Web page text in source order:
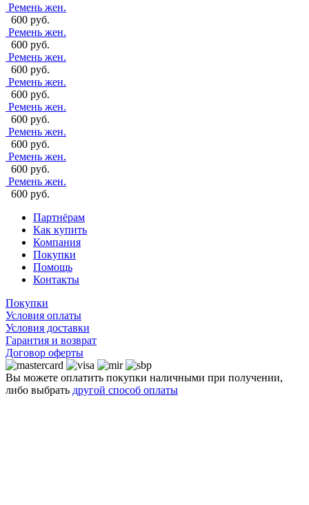
Ремень жен.
600 руб.
Ремень жен.
600 руб.
Ремень жен.
600 руб.
Ремень жен.
600 руб.
Ремень жен.
600 руб.
Ремень жен.
600 руб.
Ремень жен.
600 руб.
Ремень жен.
600 руб.
Партнёрам
Как купить
Компания
Покупки
Помощь
Контакты
Покупки
Условия оплаты
Условия доставки
Гарантия и возврат
Договор оферты
Вы можете оплатить покупки наличными при получении,
либо выбрать другой способ оплаты